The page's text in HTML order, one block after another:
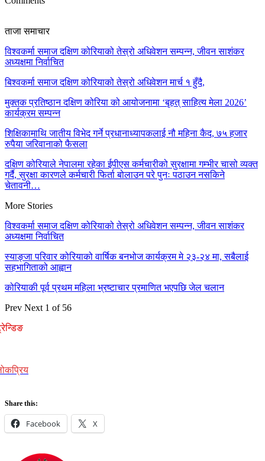
ताजा समाचार
विश्वकर्मा समाज दक्षिण कोरियाको तेस्रो अधिवेशन सम्पन्न, जीवन साशंकर
अध्यक्षमा निर्वाचित
बिश्वकर्मा समाज दक्षिण कोरियाको तेस्रो अधिवेशन मार्च १ हुँदै,
मुक्तक प्रतिष्ठान दक्षिण कोरिया को आयोजनामा ‘बृहत् साहित्य मेला 2026’
कार्यक्रम सम्पन्न
शिक्षिकामाथि जातीय विभेद गर्ने प्रधानाध्यापकलाई नौ महिना कैद, ७५ हजार
रुपैया जरिवानाको फैसला
दक्षिण कोरियाले नेपालमा रहेका ईपीएस कर्मचारीको सुरक्षामा गम्भीर चासो व्यक्त
गर्दै, सुरक्षा कारणले कर्मचारी फिर्ता बोलाउन परे पुनः पठाउन नसकिने
चेतावनी…
More Stories
विश्वकर्मा समाज दक्षिण कोरियाको तेस्रो अधिवेशन सम्पन्न, जीवन साशंकर
अध्यक्षमा निर्वाचित
स्याङ्जा परिवार कोरियाको वार्षिक बनभोज कार्यक्रम मे २३-२४ मा, सबैलाई
सहभागिताको आह्वान
कोरियाकी पूर्व प्रथम महिला भ्रष्टाचार प्रमाणित भएपछि जेल चलान
Prev Next 1 of 56
Share this:
Facebook X